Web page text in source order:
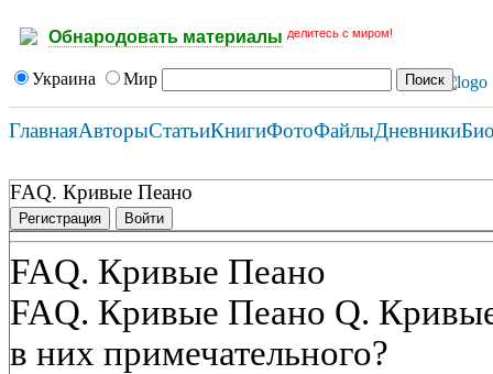
Обнародовать материалы делитесь с миром!
Украина Мир
ГлавнаяАвторыСтатьиКнигиФотоФайлыДневники
FAQ. Кривые Пеано
Регистрация Войти
FAQ. Кривые Пеано
FAQ. Кривые Пеано Q.
в них примечательного?